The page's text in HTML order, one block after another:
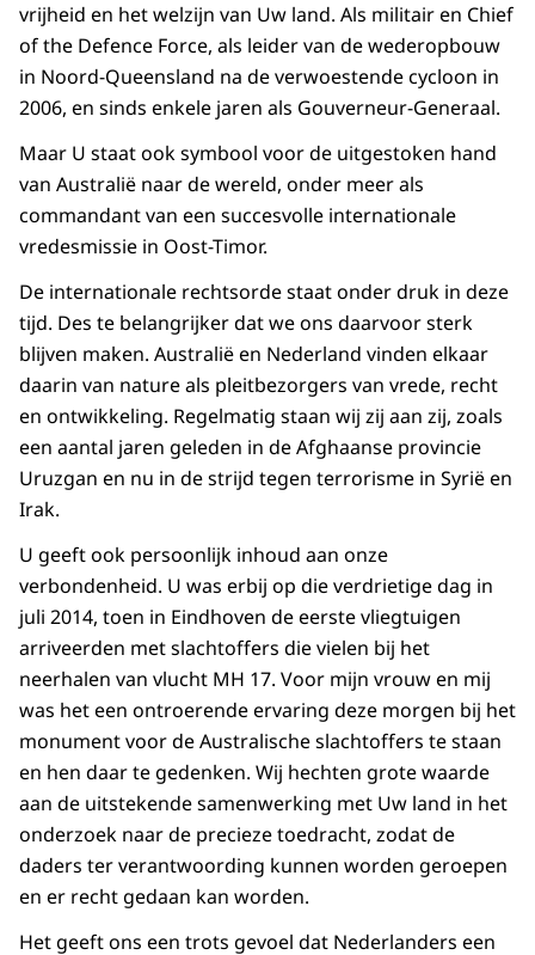
vrijheid en het welzijn van Uw land. Als militair en Chief
of the Defence Force, als leider van de wederopbouw
in Noord-Queensland na de verwoestende cycloon in
2006, en sinds enkele jaren als Gouverneur-Generaal.
Maar U staat ook symbool voor de uitgestoken hand
van Australië naar de wereld, onder meer als
commandant van een succesvolle internationale
vredesmissie in Oost-Timor.
De internationale rechtsorde staat onder druk in deze
tijd. Des te belangrijker dat we ons daarvoor sterk
blijven maken. Australië en Nederland vinden elkaar
daarin van nature als pleitbezorgers van vrede, recht
en ontwikkeling. Regelmatig staan wij zij aan zij, zoals
een aantal jaren geleden in de Afghaanse provincie
Uruzgan en nu in de strijd tegen terrorisme in Syrië en
Irak.
U geeft ook persoonlijk inhoud aan onze
verbondenheid. U was erbij op die verdrietige dag in
juli 2014, toen in Eindhoven de eerste vliegtuigen
arriveerden met slachtoffers die vielen bij het
neerhalen van vlucht MH 17. Voor mijn vrouw en mij
was het een ontroerende ervaring deze morgen bij het
monument voor de Australische slachtoffers te staan
en hen daar te gedenken. Wij hechten grote waarde
aan de uitstekende samenwerking met Uw land in het
onderzoek naar de precieze toedracht, zodat de
daders ter verantwoording kunnen worden geroepen
en er recht gedaan kan worden.
Het geeft ons een trots gevoel dat Nederlanders een